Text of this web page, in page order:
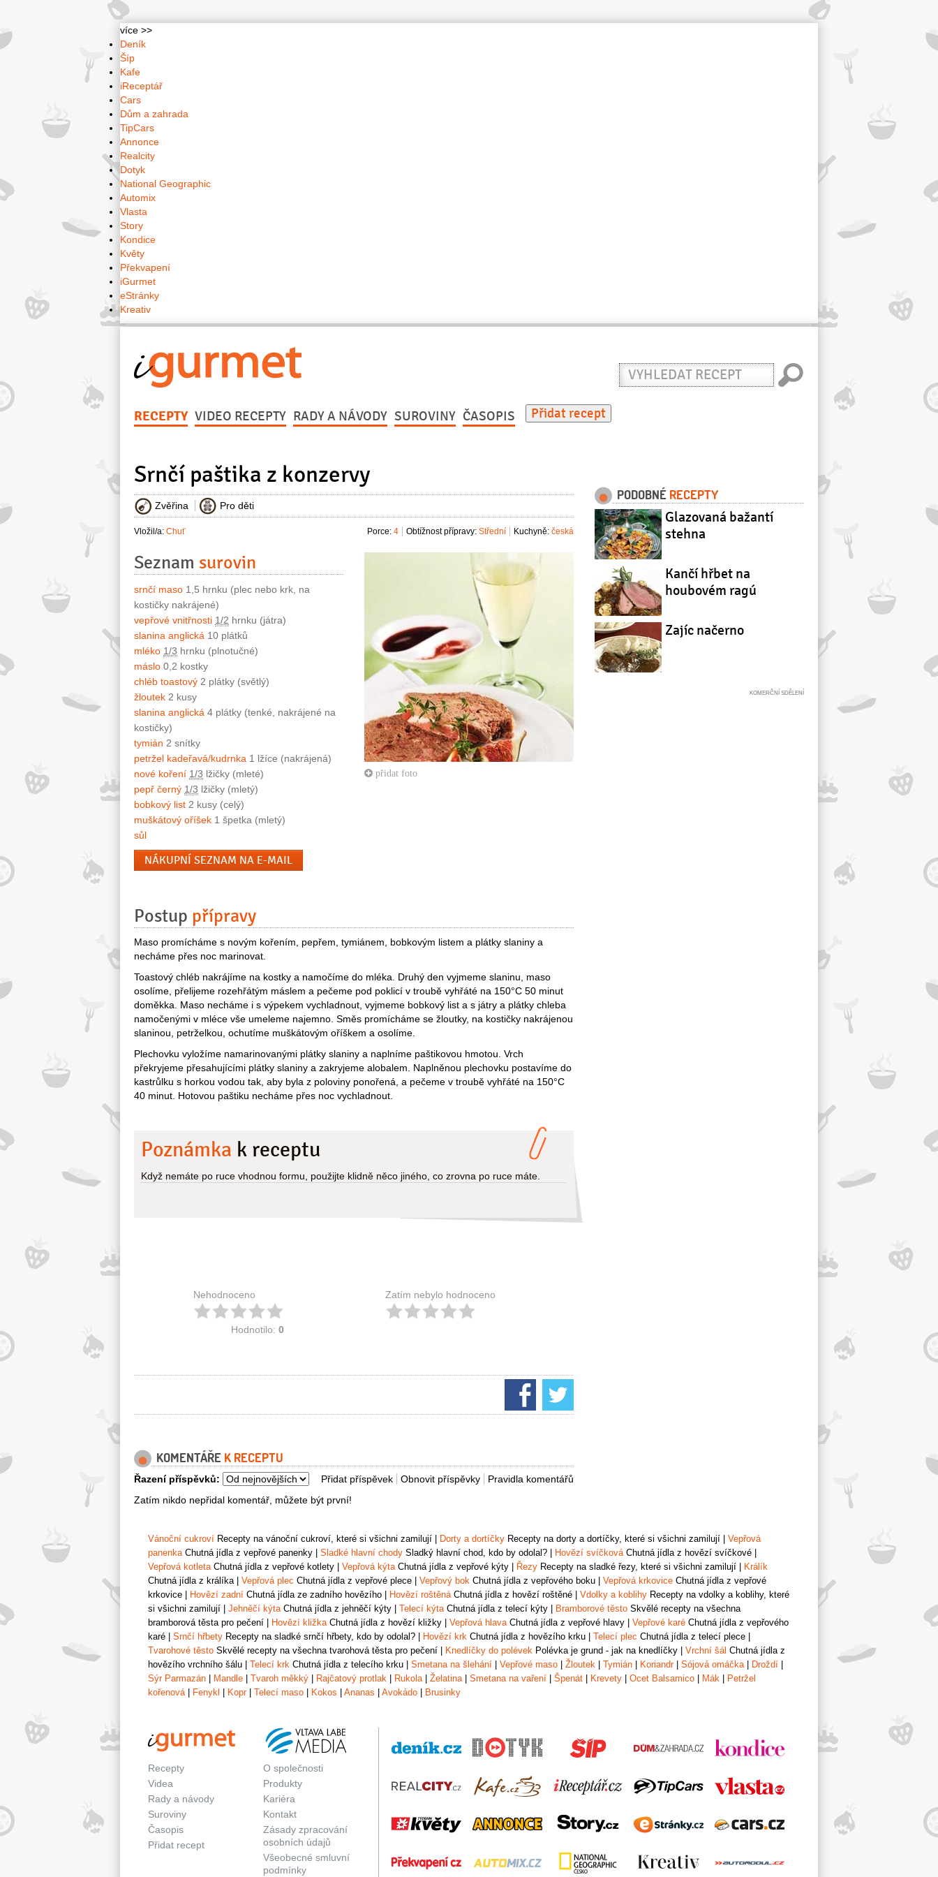
více >>
Deník
Šíp
Kafe
iReceptář
Cars
Dům a zahrada
TipCars
Annonce
Realcity
Dotyk
National Geographic
Automix
Vlasta
Story
Kondice
Květy
Překvapení
iGurmet
eStránky
Kreativ
Vyhledat
recept
RECEPTY VIDEO RECEPTY RADY A NÁVODY SUROVINY ČASOPIS Přidat recept
Srnčí paštika z konzervy
Zvěřina Pro děti
Vložil/a: Chuť Kuchyně: česká
Obtížnost přípravy: Střední
Porce: 4
přidat foto
Seznam surovin
srnčí maso 1,5 hrnku (plec nebo krk, na
kostičky nakrájené)
vepřové vnitřnosti 1/2 hrnku (játra)
slanina anglická 10 plátků
mléko 1/3 hrnku (plnotučné)
máslo 0,2 kostky
chléb toastový 2 plátky (světlý)
žloutek 2 kusy
slanina anglická 4 plátky (tenké, nakrájené na
kostičky)
tymián 2 snítky
petržel kadeřavá/kudrnka 1 lžíce (nakrájená)
nové koření 1/3 lžičky (mleté)
pepř černý 1/3 lžičky (mletý)
bobkový list 2 kusy (celý)
muškátový oříšek 1 špetka (mletý)
sůl
NÁKUPNÍ SEZNAM NA E-MAIL
Postup přípravy
Maso promícháme s novým kořením, pepřem, tymiánem, bobkovým listem a plátky slaniny a
necháme přes noc marinovat.
Toastový chléb nakrájíme na kostky a namočíme do mléka. Druhý den vyjmeme slaninu, maso
osolíme, přelijeme rozehřátým máslem a pečeme pod poklicí v troubě vyhřáté na 150°C 50 minut
doměkka. Maso necháme i s výpekem vychladnout, vyjmeme bobkový list a s játry a plátky chleba
namočenými v mléce vše umeleme najemno. Směs promícháme se žloutky, na kostičky nakrájenou
slaninou, petrželkou, ochutíme muškátovým oříškem a osolíme.
Plechovku vyložíme namarinovanými plátky slaniny a naplníme paštikovou hmotou. Vrch
překryjeme přesahujícími plátky slaniny a zakryjeme alobalem. Naplněnou plechovku postavíme do
kastrůlku s horkou vodou tak, aby byla z poloviny ponořená, a pečeme v troubě vyhřáté na 150°C
40 minut. Hotovou paštiku necháme přes noc vychladnout.
Poznámka k receptu
Když nemáte po ruce vhodnou formu, použijte klidně něco jiného, co zrovna po ruce máte.
Nehodnoceno
Hodnotilo: 0
Zatím nebylo hodnoceno
KOMENTÁŘE K RECEPTU
Pravidla komentářů
Obnovit příspěvky
Přidat příspěvek
Řazení příspěvků:
Zatím nikdo nepřidal komentář, můžete být první!
PODOBNÉ RECEPTY
Glazovaná bažantí
stehna
Kančí hřbet na
houbovém ragú
Zajíc načerno
Vánoční cukroví Recepty na vánoční cukroví, které si všichni zamilují Dorty a dortíčky Recepty na dorty a dortíčky, které si všichni zamilují
Vepřová
panenkaChutná jídla z vepřové panenky Sladké hlavní chody Sladký hlavní chod, kdo by odolal? Hovězí svíčkováChutná jídla z hovězí svíčkové
Vepřová kotletaChutná jídla z vepřové kotlety Vepřová kýtaChutná jídla z vepřové kýty Řezy Recepty na sladké řezy, které si všichni zamilují
Králík
Chutná jídla z králíka| Vepřová plec Chutná jídla z vepřové plece Vepřový bok Chutná jídla z vepřového boku Vepřová krkovice Chutná jídla z vepřové
krkovice
Hovězí zadní Chutná jídla ze zadního hovězího Hovězí roštěnáChutná jídla z hovězí roštěné Vdolky a koblihy Recepty na vdolky a koblihy, které
si všichni zamilují
Jehněčí kýtaChutná jídla z jehněčí kýty Telecí kýtaChutná jídla z telecí kýty Bramborové těsto Skvělé recepty na všechna
bramborová těsta pro pečení
Hovězí kližkaChutná jídla z hovězí kližky Vepřová hlavaChutná jídla z vepřové hlavy Vepřové karé Chutná jídla z vepřového
karé
Srnčí hřbety Recepty na sladké srnčí hřbety, kdo by odolal? Hovězí krk Chutná jídla z hovězího krku Telecí plec Chutná jídla z telecí plece
Tvarohové těsto Skvělé recepty na všechna tvarohová těsta pro pečení Knedlíčky do polévek Polévka je grund - jak na knedlíčky Vrchní šál Chutná jídla z
hovězího vrchního šálu
Telecí krk Chutná jídla z telecího krku Smetana na šlehání Vepřové maso Žloutek Tymián Koriandr| Sójová omáčka| Droždí
Sýr Parmazán
Mandle Tvaroh měkký Rajčatový protlak Rukola| Želatina| Smetana na vaření Špenát Krevety Ocet Balsamico Mák
Petržel
kořenová| Fenykl Kopr| Telecí maso Kokos Ananas Avokádo Brusinky
Recepty
Videa
Rady a návody
Suroviny
Časopis
Přidat recept
O společnosti
Produkty
Kariéra
Kontakt
Zásady zpracování
osobních údajů
Všeobecné smluvní
podmínky